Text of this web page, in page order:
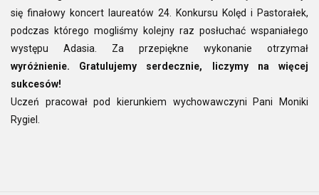
się finałowy koncert laureatów 24. Konkursu Kolęd i Pastorałek,
podczas którego mogliśmy kolejny raz posłuchać wspaniałego
występu Adasia. Za przepiękne wykonanie otrzymał
wyróżnienie. Gratulujemy serdecznie, liczymy na więcej
sukcesów!
Uczeń pracował pod kierunkiem wychowawczyni Pani Moniki
Rygiel.